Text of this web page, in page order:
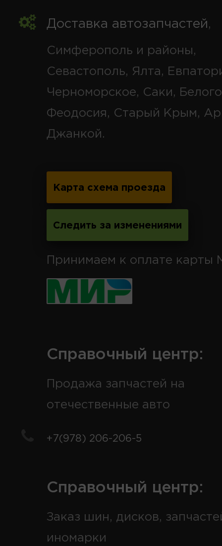
Доставка автозапчастей,
Симферополь и районы,
Севастополь, Ялта,
Черноморское, Саки,
Феодосия, Старый Крым,
Джанкой.
Карта схема проезда
Следить за изменениями
Принимаем к оплате карты
Справочный центр:
Продажа запчастей на
отечественные авто
+7(978) 206-206-5
Справочный центр:
Заказ шин, дисков,
иномарки